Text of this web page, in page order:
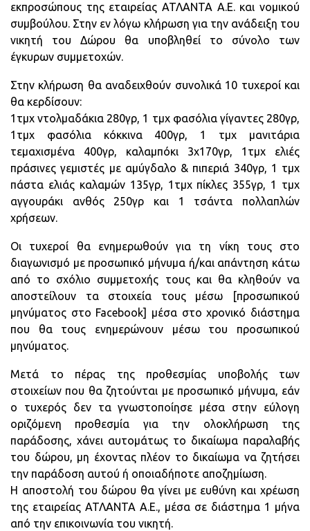
εκπροσώπους της εταιρείας ΑΤΛΑΝΤΑ Α.Ε. και νομικού
συμβούλου. Στην εν λόγω κλήρωση για την ανάδειξη του
νικητή του Δώρου θα υποβληθεί το σύνολο των
έγκυρων συμμετοχών.
Στην κλήρωση θα αναδειχθούν συνολικά 10 τυχεροί και
θα κερδίσουν:
1τμχ ντολμαδάκια 280γρ, 1 τμχ φασόλια γίγαντες 280γρ,
1τμχ φασόλια κόκκινα 400γρ, 1 τμχ μανιτάρια
τεμαχισμένα 400γρ, καλαμπόκι 3χ170γρ, 1τμχ ελιές
πράσινες γεμιστές με αμύγδαλο & πιπεριά 340γρ, 1 τμχ
πάστα ελιάς καλαμών 135γρ, 1τμχ πίκλες 355γρ, 1 τμχ
αγγουράκι ανθός 250γρ και 1 τσάντα πολλαπλών
χρήσεων.
Οι τυχεροί θα ενημερωθούν για τη νίκη τους στο
διαγωνισμό με προσωπικό μήνυμα ή/και απάντηση κάτω
από το σχόλιο συμμετοχής τους και θα κληθούν να
αποστείλουν τα στοιχεία τους μέσω [προσωπικού
μηνύματος στο Facebook] μέσα στο χρονικό διάστημα
που θα τους ενημερώνουν μέσω του προσωπικού
μηνύματος.
Μετά το πέρας της προθεσμίας υποβολής των
στοιχείων που θα ζητούνται με προσωπικό μήνυμα, εάν
ο τυχερός δεν τα γνωστοποίησε μέσα στην εύλογη
οριζόμενη προθεσμία για την ολοκλήρωση της
παράδοσης, χάνει αυτομάτως το δικαίωμα παραλαβής
του δώρου, μη έχοντας πλέον το δικαίωμα να ζητήσει
την παράδοση αυτού ή οποιαδήποτε αποζημίωση.
Η αποστολή του δώρου θα γίνει με ευθύνη και χρέωση
της εταιρείας ΑΤΛΑΝΤΑ Α.Ε., μέσα σε διάστημα 1 μήνα
από την επικοινωνία του νικητή.